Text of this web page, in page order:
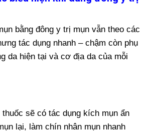
bằng đông y trị mụn vẫn theo các
tác dụng nhanh – chậm còn phụ
da hiện tại và cơ địa da của mỗi
sẽ có tác dụng kích mụn ẩn
lại, làm chín nhân mụn nhanh